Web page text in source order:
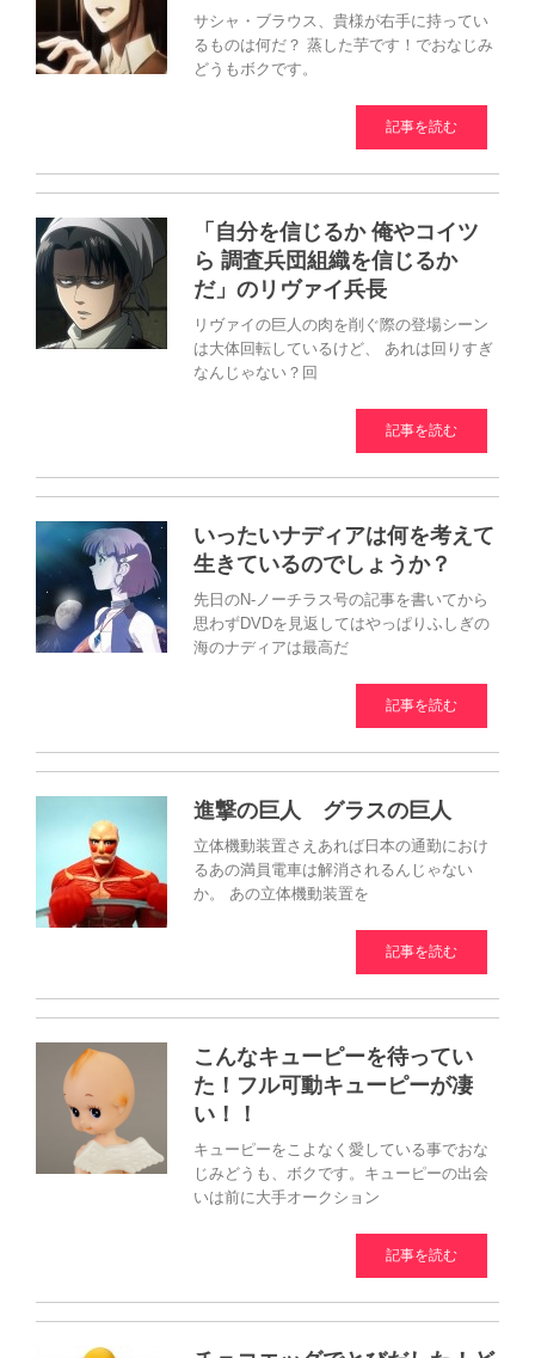
サシャ・ブラウス、貴様が右手に持ってい
るものは何だ？ 蒸した芋です！でおなじみ
どうもボクです。
記事を読む
「自分を信じるか 俺やコイツ
ら 調査兵団組織を信じるか
だ」のリヴァイ兵長
リヴァイの巨人の肉を削ぐ際の登場シーン
は大体回転しているけど、 あれは回りすぎ
なんじゃない？回
記事を読む
いったいナディアは何を考えて
生きているのでしょうか？
先日のN-ノーチラス号の記事を書いてから
思わずDVDを見返してはやっぱりふしぎの
海のナディアは最高だ
記事を読む
進撃の巨人 グラスの巨人
立体機動装置さえあれば日本の通勤におけ
るあの満員電車は解消されるんじゃない
か。 あの立体機動装置を
記事を読む
こんなキューピーを待ってい
た！フル可動キューピーが凄
い！！
キューピーをこよなく愛している事でおな
じみどうも、ボクです。キューピーの出会
いは前に大手オークション
記事を読む